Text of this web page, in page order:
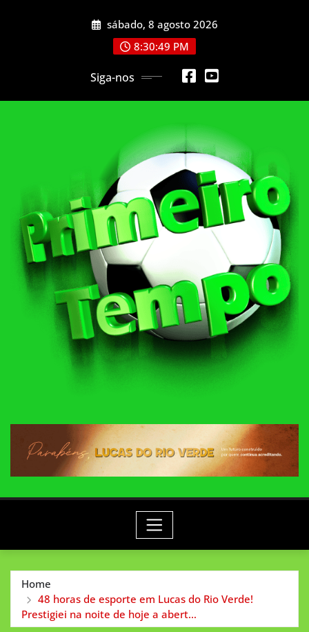
sábado, 8 agosto 2026
8:30:52 PM
Siga-nos
Home
48 horas de esporte em Lucas do Rio Verde!
Prestigiei na noite de hoje a abert…